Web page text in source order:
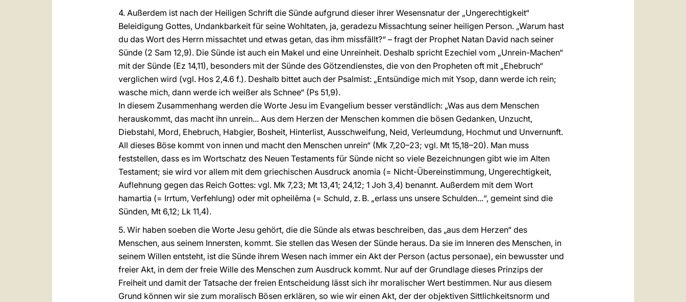
4. Außerdem ist nach der Heiligen Schrift die Sünde aufgrund dieser ihrer Wesensnatur der „Ungerechtigkeit“
Beleidigung Gottes, Undankbarkeit für seine Wohltaten, ja, geradezu Missachtung seiner heiligen Person. „Warum hast
du das Wort des Herrn missachtet und etwas getan, das ihm missfällt?“ – fragt der Prophet Natan David nach seiner
Sünde (2 Sam 12,9). Die Sünde ist auch ein Makel und eine Unreinheit. Deshalb spricht Ezechiel vom „Unrein-Machen“
mit der Sünde (Ez 14,11), besonders mit der Sünde des Götzendienstes, die von den Propheten oft mit „Ehebruch“
verglichen wird (vgl. Hos 2,4.6 f.). Deshalb bittet auch der Psalmist: „Entsündige mich mit Ysop, dann werde ich rein;
wasche mich, dann werde ich weißer als Schnee“ (Ps 51,9).
In diesem Zusammenhang werden die Worte Jesu im Evangelium besser verständlich: „Was aus dem Menschen
herauskommt, das macht ihn unrein... Aus dem Herzen der Menschen kommen die bösen Gedanken, Unzucht,
Diebstahl, Mord, Ehebruch, Habgier, Bosheit, Hinterlist, Ausschweifung, Neid, Verleumdung, Hochmut und Unvernunft.
All dieses Böse kommt von innen und macht den Menschen unrein“ (Mk 7,20–23; vgl. Mt 15,18–20). Man muss
feststellen, dass es im Wortschatz des Neuen Testaments für Sünde nicht so viele Bezeichnungen gibt wie im Alten
Testament; sie wird vor allem mit dem griechischen Ausdruck anomia (= Nicht-Übereinstimmung, Ungerechtigkeit,
Auflehnung gegen das Reich Gottes: vgl. Mk 7,23; Mt 13,41; 24,12; 1 Joh 3,4) benannt. Außerdem mit dem Wort
hamartia (= Irrtum, Verfehlung) oder mit opheilēma (= Schuld, z. B. „erlass uns unsere Schulden...“, gemeint sind die
Sünden, Mt 6,12; Lk 11,4).
5. Wir haben soeben die Worte Jesu gehört, die die Sünde als etwas beschreiben, das „aus dem Herzen“ des
Menschen, aus seinem Innersten, kommt. Sie stellen das Wesen der Sünde heraus. Da sie im Inneren des Menschen, in
seinem Willen entsteht, ist die Sünde ihrem Wesen nach immer ein Akt der Person (actus personae), ein bewusster und
freier Akt, in dem der freie Wille des Menschen zum Ausdruck kommt. Nur auf der Grundlage dieses Prinzips der
Freiheit und damit der Tatsache der freien Entscheidung lässt sich ihr moralischer Wert bestimmen. Nur aus diesem
Grund können wir sie zum moralisch Bösen erklären, so wie wir einen Akt, der der objektiven Sittlichkeitsnorm und